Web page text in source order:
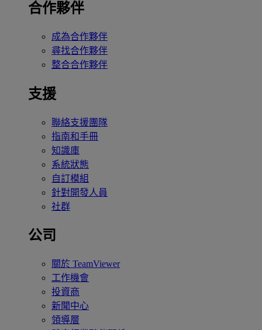
合作夥伴
成為合作夥伴
尋找合作夥伴
整合合作夥伴
支援
聯絡支援團隊
指南和手冊
知識庫
系統狀態
自訂模組
針對開發人員
社群
公司
關於 TeamViewer
工作機會
投資商
新聞中心
領導層